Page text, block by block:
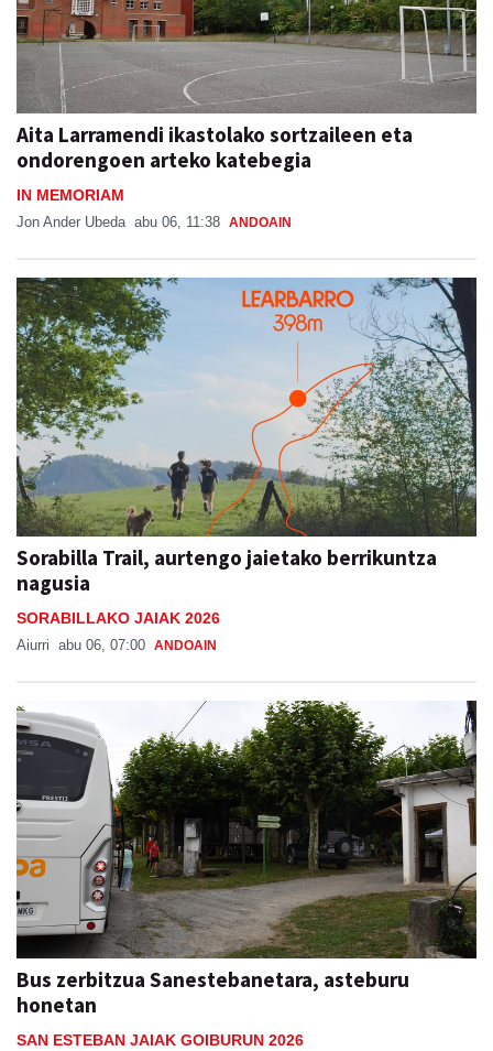
Aita Larramendi ikastolako sortzaileen eta
ondorengoen arteko katebegia
IN MEMORIAM
Jon Ander Ubeda abu 06, 11:38 ANDOAIN
Sorabilla Trail, aurtengo jaietako berrikuntza
nagusia
SORABILLAKO JAIAK 2026
Aiurri abu 06, 07:00 ANDOAIN
Bus zerbitzua Sanestebanetara, asteburu
honetan
SAN ESTEBAN JAIAK GOIBURUN 2026